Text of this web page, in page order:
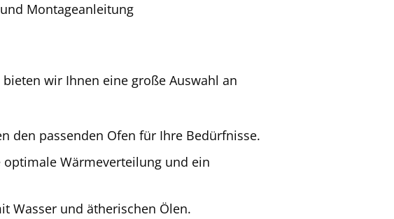
Montageanleitung
wir Ihnen eine große Auswahl an
den passenden Ofen für Ihre Bedürfnisse.
optimale Wärmeverteilung und ein
Wasser und ätherischen Ölen.